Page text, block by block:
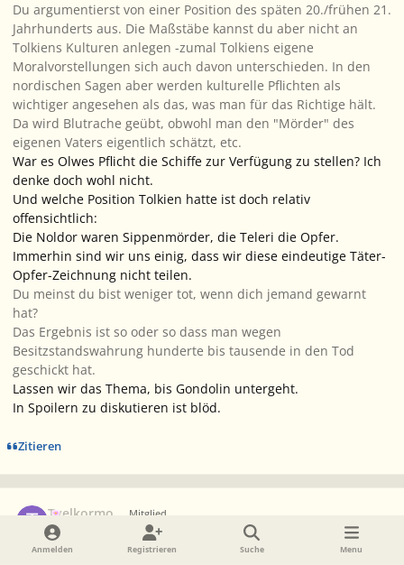
Du argumentierst von einer Position des späten 20./frühen 21.
Jahrhunderts aus. Die Maßstäbe kannst du aber nicht an
Tolkiens Kulturen anlegen -zumal Tolkiens eigene
Moralvorstellungen sich auch davon unterschieden. In den
nordischen Sagen aber werden kulturelle Pflichten als
wichtiger angesehen als das, was man für das Richtige hält.
Da wird Blutrache geübt, obwohl man den "Mörder" des
eigenen Vaters eigentlich schätzt, etc.
War es Olwes Pflicht die Schiffe zur Verfügung zu stellen? Ich
denke doch wohl nicht.
Und welche Position Tolkien hatte ist doch relativ
offensichtlich:
Die Noldor waren Sippenmörder, die Teleri die Opfer.
Immerhin sind wir uns einig, dass wir diese eindeutige Täter-
Opfer-Zeichnung nicht teilen.
Du meinst du bist weniger tot, wenn dich jemand gewarnt
hat?
Das Ergebnis ist so oder so dass man wegen
Besitzstandswahrung hunderte bis tausende in den Tod
geschickt hat.
Lassen wir das Thema, bis Gondolin untergeht.
In Spoilern zu diskutieren ist blöd.
Zitieren
Tyelkormo Mitglied
2. Dezember 2005 20 J.
Anmelden Registrieren Suche Menu